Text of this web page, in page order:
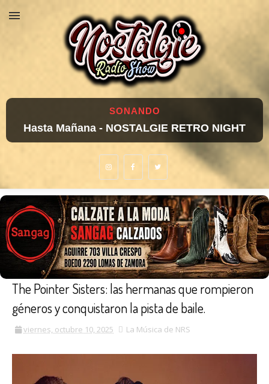
SONANDO
Hasta Mañana - NOSTALGIE RETRO NIGHT
The Pointer Sisters: las hermanas que rompieron
géneros y conquistaron la pista de baile.
viernes, octubre 10, 2025 La Música de NRS